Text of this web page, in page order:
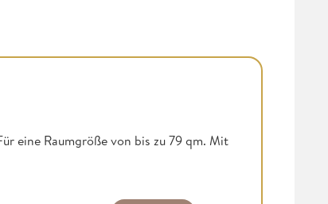
eine Raumgröße von bis zu 79 qm. Mit